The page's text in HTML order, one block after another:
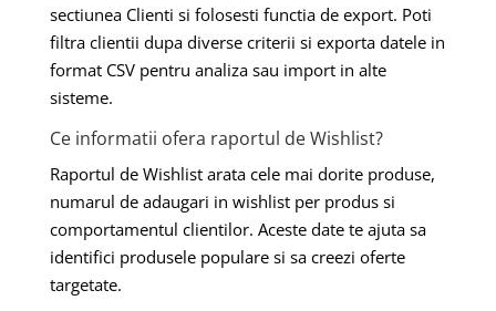
sectiunea Clienti si folosesti functia de export. Poti
filtra clientii dupa diverse criterii si exporta datele in
format CSV pentru analiza sau import in alte
sisteme.
Ce informatii ofera raportul de Wishlist?
Raportul de Wishlist arata cele mai dorite produse,
numarul de adaugari in wishlist per produs si
comportamentul clientilor. Aceste date te ajuta sa
identifici produsele populare si sa creezi oferte
targetate.